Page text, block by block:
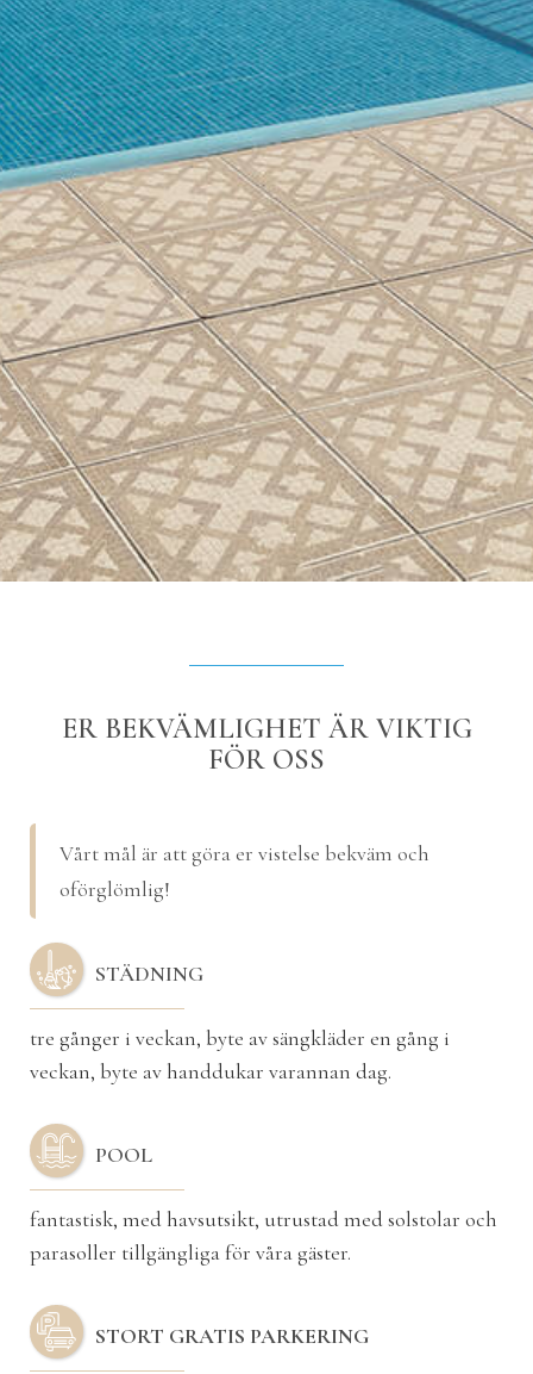
ER BEKVÄMLIGHET ÄR VIKTIG
FÖR OSS
Vårt mål är att göra er vistelse bekväm och
oförglömlig!
STÄDNING
tre gånger i veckan, byte av sängkläder en gång i
veckan, byte av handdukar varannan dag.
POOL
fantastisk, med havsutsikt, utrustad med solstolar och
parasoller tillgängliga för våra gäster.
STORT GRATIS PARKERING